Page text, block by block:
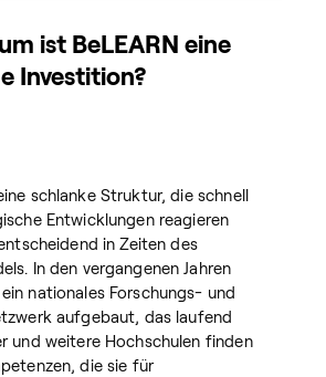
ist BeLEARN eine
Investition?
schlanke Struktur, die schnell
Entwicklungen reagieren
in Zeiten des
In den vergangenen Jahren
nationales Forschungs- und
aufgebaut, das laufend
und weitere Hochschulen finden
die sie für